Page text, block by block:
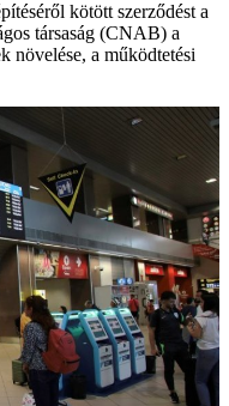
kötött szerződést a
társaság (CNAB) a
növelése, a működtetési